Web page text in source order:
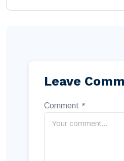
Leave
Comment *